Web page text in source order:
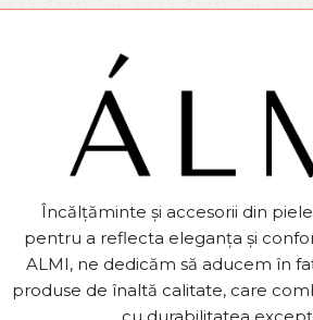
Încălțăminte și accesorii din
pentru a reflecta eleganța și
ALMI, ne dedicăm să aducem în
produse de înaltă calitate, care
cu durabilitatea